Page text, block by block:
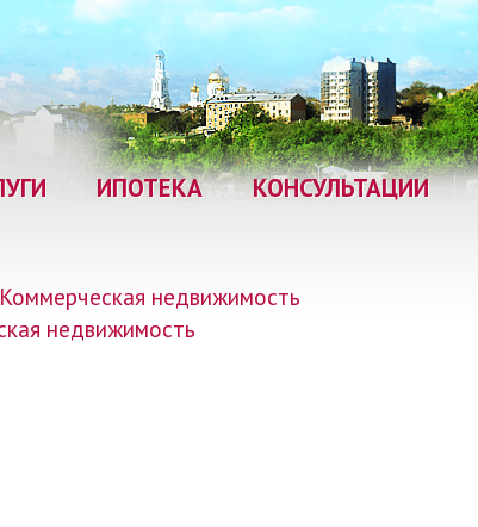
ИПОТЕКА КОНСУЛЬТАЦИИ
Коммерческая недвижимость
недвижимость